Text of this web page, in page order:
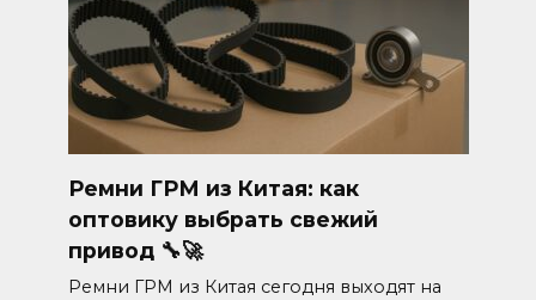
Ремни ГРМ из Китая: как
оптовику выбрать свежий
привод 🔧🚀
Ремни ГРМ из Китая сегодня выходят на